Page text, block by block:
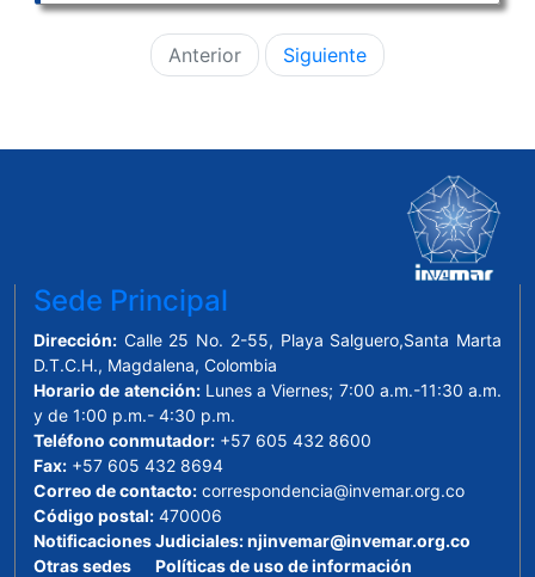
Anterior Siguiente
Sede Principal
Dirección: Calle 25 No. 2-55, Playa Salguero,Santa Marta
D.T.C.H., Magdalena, Colombia
Horario de atención:Lunes a Viernes; 7:00 a.m.-11:30 a.m.
y de 1:00 p.m.- 4:30 p.m.
Teléfono conmutador: +57 605 432 8600
Fax: +57 605 432 8694
Correo de contacto: correspondencia@invemar.org.co
Código postal: 470006
Notificaciones Judiciales:njinvemar@invemar.org.co
Otras sedes
Políticas de uso de información